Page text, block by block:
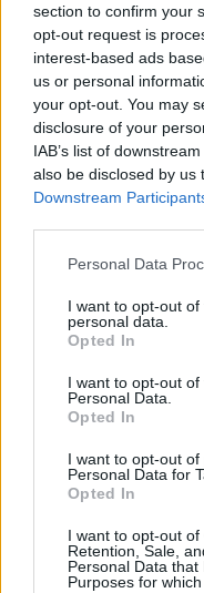
section to confirm your
opt-out request is
interest-based ads
us or personal
your opt-out. You may
disclosure of your
IAB’s list of
also be disclosed by us
Downstream
Personal Data
I want to opt-out
personal data.
Opted In
I want to opt-out
Personal Data.
Opted In
I want to opt-out
Personal Data for
Opted In
I want to opt-out of
Retention, Sale,
Personal Data
Purposes for
Minka
T.
Pedig
A
13.